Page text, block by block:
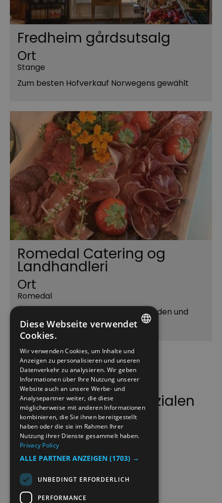
Fredheim gårdsutsalg
Ort
Stange
Zum besten Hofverkauf Norwegens gewählt
Romedal Catering og
Landhandleri
Ort
Romedal
Nostalgische und freundliche Landladen und
Caterer
Folgen Sie uns auf sozialen
Medien
NORWEGIAN
GERMAN
Diese Webseite verwendet
Cookies.
Wir verwenden Cookies, um Inhalte und
Anzeigen zu personalisieren und unseren
Datenverkehr zu analysieren. Wir geben
Informationen über Ihre Nutzung unserer
Website auch an unsere Werbe- und
Analysepartner weiter, die diese
möglicherweise mit anderen Informationen
kombinieren, die Sie ihnen bereitgestellt
haben oder die sie im Rahmen Ihrer
Nutzung ihrer Dienste gesammelt haben.
Privacy Policy
ALLE PARTNER ANZEIGEN (1703) →
UNBEDINGT ERFORDERLICH
PERFORMANCE